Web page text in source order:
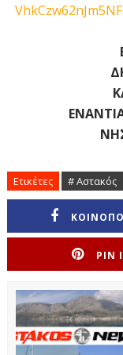
Ετικέτες # Αστακός
PIN